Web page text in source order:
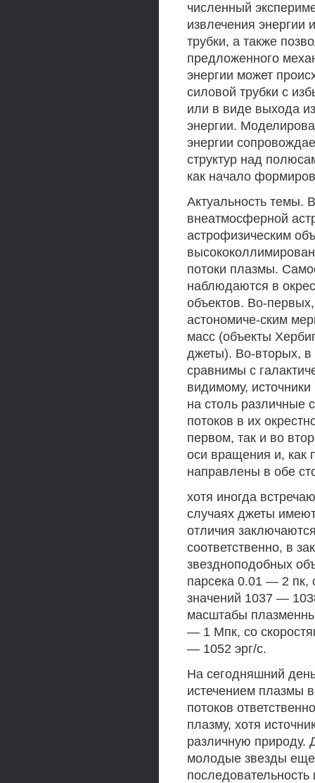
численный
извлечения энергии
трубки, а также
предложенного
энергии может
силовой трубки с
или в виде выхода
энергии.
энергии
структур над
как начало
Актуальность темы.
внеатмосферной
астрофизическим
потоки плазмы.
наблюдаются в
объектов. Во-
астономиче-ским
масс (объекты
джеты). Во-вторых, в
сравнимы с
видимому,
на столь различные
потоков в их
первом, так и во
оси вращения и, как
направлены в обе
хотя иногда
случаях джеты
отличия
соответственно, в
звездноподобных
парсека 0.01 — 2 пк,
значений 1037 —
масштабы
— 1 Мпк, со
— 1052 эрг/с.
На сегодняшний
истечением плазмы
потоков
плазму, хотя
различную природу.
молодые звезды еще